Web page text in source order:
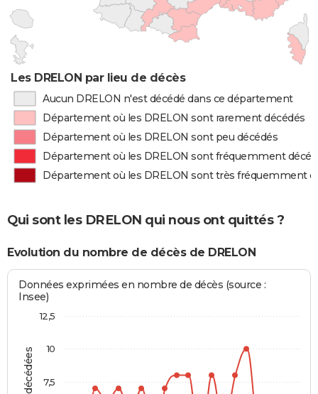
Les DRELON par lieu de décès
Aucun DRELON n'est décédé dans ce département
Département où les DRELON sont rarement décédés
Département où les DRELON sont peu décédés
Département où les DRELON sont fréquemment
Département où les DRELON sont très fréquemment
Qui sont les DRELON qui nous ont quittés ?
Evolution du nombre de décès de DRELON
Données exprimées en nombre de décès (source :
Insee)
7,5
10
12,5